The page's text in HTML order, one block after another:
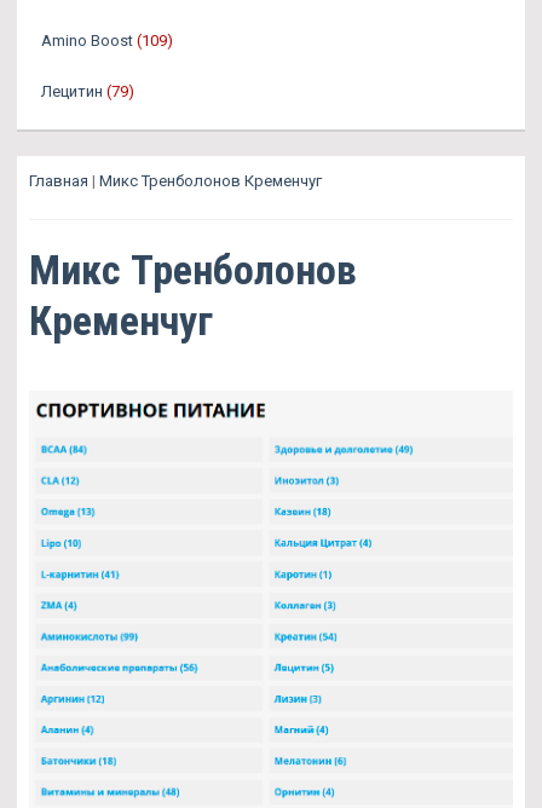
Amino Boost (109)
Лецитин (79)
Главная | Микс Тренболонов Кременчуг
Микс Тренболонов
Кременчуг